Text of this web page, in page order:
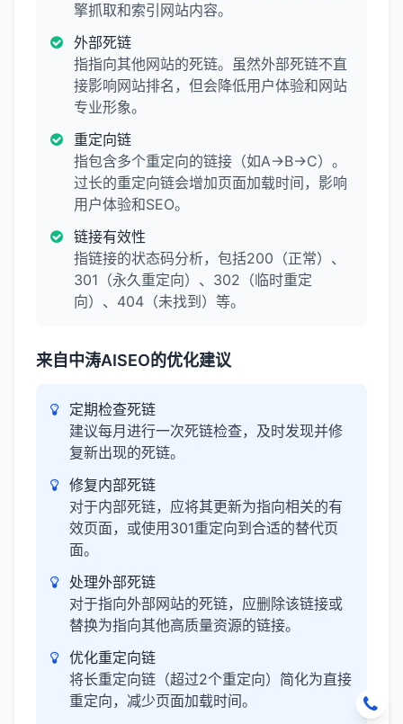
擎抓取和索引网站内容。
外部死链
指指向其他网站的死链。虽然外部死链不直
接影响网站排名，但会降低用户体验和网站
专业形象。
重定向链
指包含多个重定向的链接（如A→B→C）。
过长的重定向链会增加页面加载时间，影响
用户体验和SEO。
链接有效性
指链接的状态码分析，包括200（正常）、
301（永久重定向）、302（临时重定
向）、404（未找到）等。
来自中涛AISEO的优化建议
定期检查死链
建议每月进行一次死链检查，及时发现并修
复新出现的死链。
修复内部死链
对于内部死链，应将其更新为指向相关的有
效页面，或使用301重定向到合适的替代页
面。
处理外部死链
对于指向外部网站的死链，应删除该链接或
替换为指向其他高质量资源的链接。
优化重定向链
将长重定向链（超过2个重定向）简化为直接
重定向，减少页面加载时间。